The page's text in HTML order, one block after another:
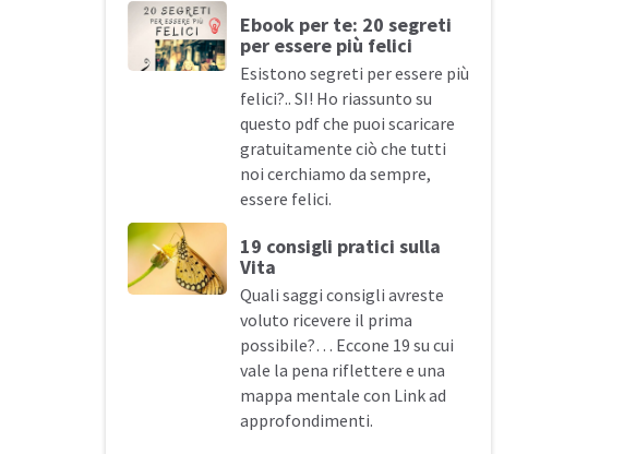
Ebook per te: 20 segreti
per essere più felici
Esistono segreti per essere più
felici?.. SI! Ho riassunto su
questo pdf che puoi scaricare
gratuitamente ciò che tutti
noi cerchiamo da sempre,
essere felici.
19 consigli pratici sulla
Vita
Quali saggi consigli avreste
voluto ricevere il prima
possibile?… Eccone 19 su cui
vale la pena riflettere e una
mappa mentale con Link ad
approfondimenti.